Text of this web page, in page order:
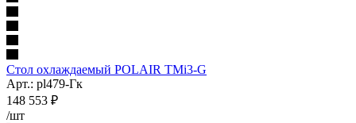
Стол охлаждаемый POLAIR TMi3-G
Арт.: pl479-Гк
148 553 ₽
/шт